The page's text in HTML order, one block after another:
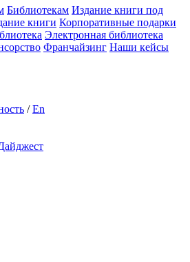
Библиотекам Издание книги под
книги Корпоративные подарки
Электронная библиотека
Франчайзинг Наши кейсы
/En